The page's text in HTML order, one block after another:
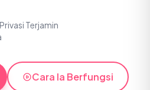
Privasi Terjamin
Cara Ia Berfungsi